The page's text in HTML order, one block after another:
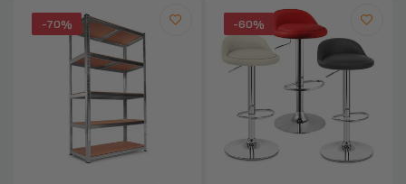
$17.190–$17.790
Escritorio Moderno Con Repisas
-70% -60%